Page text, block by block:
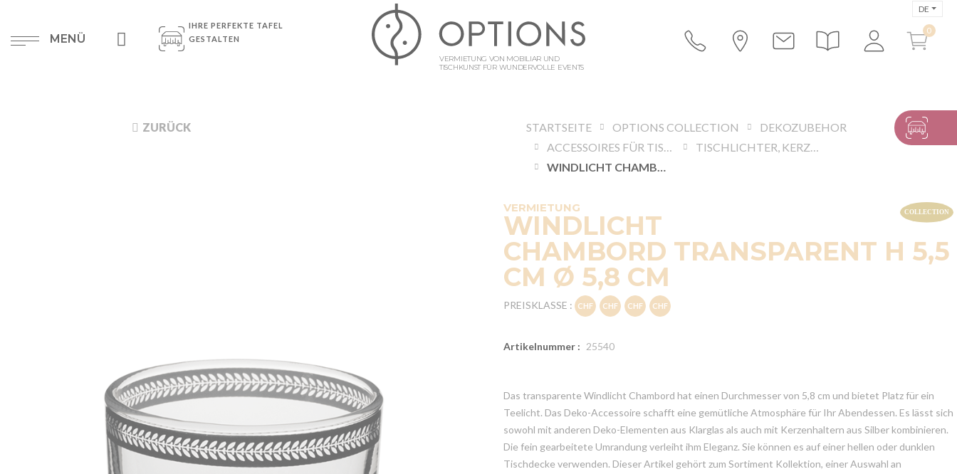
MENÜ
IHRE PERFEKTE TAFEL
GESTALTEN
VERMIETUNG VON MOBILIAR UND
TISCHKUNST FÜR WUNDERVOLLE EVENTS
DE
ZURÜCK STARTSEITE OPTIONS COLLECTION
DEKOZUBEHOR
ACCESSOIRES FÜR TISCHE UND BUFFETS
TISCHLICHTER, KERZENSTÄNDER, KERZEN
WINDLICHT CHAMBORD TRANSPARENT H 5,5 CM Ø 5,8 CM
VERMIETUNG
WINDLICHT
CHAMBORD TRANSPARENT H 5,5
CM Ø 5,8 CM
PREISKLASSE :
Artikelnummer : 25540
Das transparente Windlicht Chambord hat einen Durchmesser von 5,8 cm und bietet Platz für ein
Teelicht. Das Deko-Accessoire schafft eine gemütliche Atmosphäre für Ihr Abendessen. Es lässt sich
sowohl mit anderen Deko-Elementen aus Klarglas als auch mit Kerzenhaltern aus Silber kombinieren.
Die fein gearbeitete Umrandung verleiht ihm Eleganz. Sie können es auf einer hellen oder dunklen
Tischdecke verwenden. Dieser Artikel gehört zum Sortiment Kollektion, einer Auswahl an